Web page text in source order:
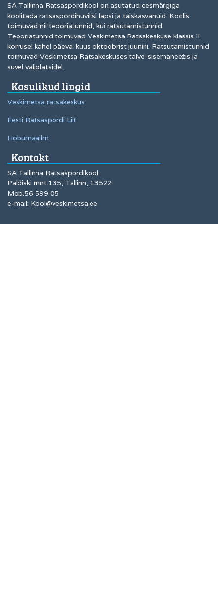
SA Tallinna Ratsaspordikool on asutatud eesmärgiga
koolitada ratsaspordihuvilisi lapsi ja täiskasvanuid. Koolis
toimuvad nii teooriatunnid, kui ratsutamistunnid.
Teooriatunnid toimuvad Veskimetsa Ratsakeskuse klassis II
korrusel kahel päeval kuus oktoobrist juunini. Ratsutamistunnid
toimuvad Veskimetsa Ratsakeskuses talvel sisemaneežis ja
suvel väliplatsidel.
Kasulikud lingid
Veskimetsa ratsakeskus
Eesti Ratsaspordi Liit
Hobumaailm
Kontakt
SA Tallinna Ratsaspordikool
Paldiski mnt.135, Tallinn, 13522
Mob.56 599 05
e-mail: Kool@veskimetsa.ee